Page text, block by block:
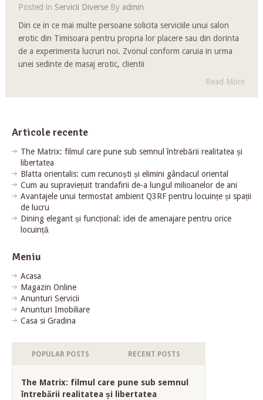
Posted in Servicii DiverseBy admin
Din ce in ce mai multe persoane solicita serviciile unui salon
erotic din Timisoara pentru propria lor placere sau din dorinta
de a experimenta lucruri noi. Zvonul conform caruia in urma
unei sedinte de masaj erotic, clientii
Read More
Articole recente
The Matrix: filmul care pune sub semnul întrebării realitatea și
libertatea
Blatta orientalis: cum recunoști și elimini gândacul oriental
Cum au supraviețuit trandafirii de-a lungul milioanelor de ani
Avantajele unui termostat ambient Q3RF pentru locuințe și spații
de lucru
Dining elegant și funcțional: idei de amenajare pentru orice
locuință
Meniu
Acasa
Magazin Online
Anunturi Servicii
Anunturi Imobiliare
Casa si Gradina
POPULAR POSTS RECENT POSTS
The Matrix: filmul care pune sub semnul
întrebării realitatea și libertatea